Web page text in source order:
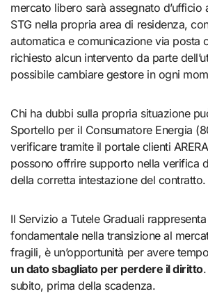
mercato libero sarà assegnato
STG nella propria area di residenza,
automatica e comunicazione via posta
richiesto alcun intervento da parte
possibile cambiare gestore in ogni
Chi ha dubbi sulla propria situazione
Sportello per il Consumatore Energia
verificare tramite il portale clienti
possono offrire supporto nella verifica
della corretta intestazione del contratto.
Il Servizio a Tutele Graduali
fondamentale nella transizione al
fragili, è un’opportunità per avere
un dato sbagliato per perdere il diritto
subito, prima della scadenza.